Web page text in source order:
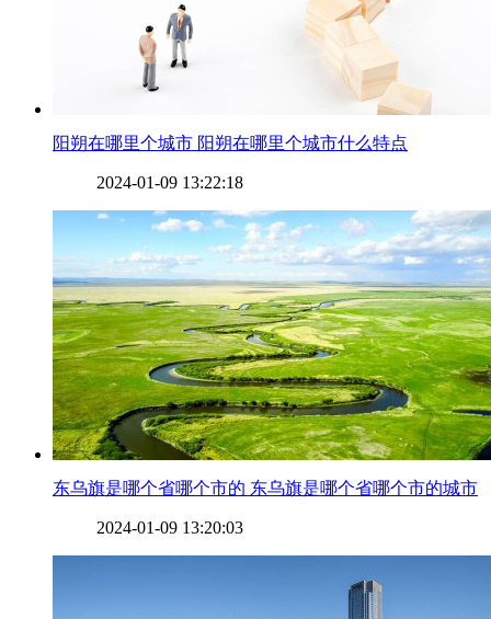
​阳朔在哪里个城市 阳朔在哪里个城市什么特点
2024-01-09 13:22:18
​东乌旗是哪个省哪个市的 东乌旗是哪个省哪个市的城市
2024-01-09 13:20:03